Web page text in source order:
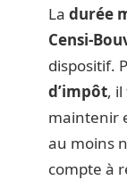
La durée
Censi-
dispositif.
d’impôt,
maintenir
au moins
compte à